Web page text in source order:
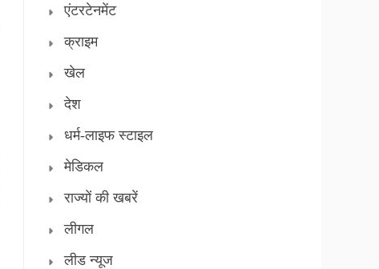
एंटरटेनमेंट
क्राइम
खेल
देश
धर्म-लाइफ स्टाइल
मेडिकल
राज्यों की खबरें
लीगल
लीड न्यूज